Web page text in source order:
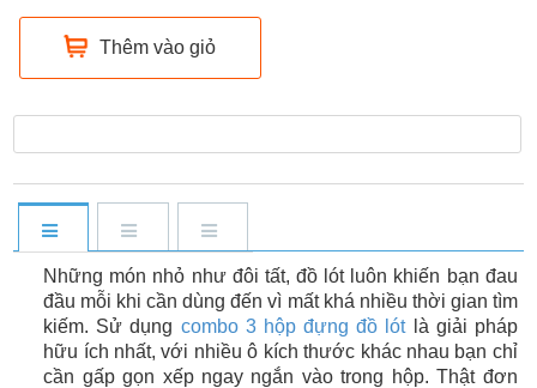
Thêm vào giỏ
Những món nhỏ như đôi tất, đồ lót luôn khiến bạn đau
đầu mỗi khi cần dùng đến vì mất khá nhiều thời gian tìm
kiếm. Sử dụng combo 3 hộp đựng đồ lótlà giải pháp
hữu ích nhất, với nhiều ô kích thước khác nhau bạn chỉ
cần gấp gọn xếp ngay ngắn vào trong hộp. Thật đơn